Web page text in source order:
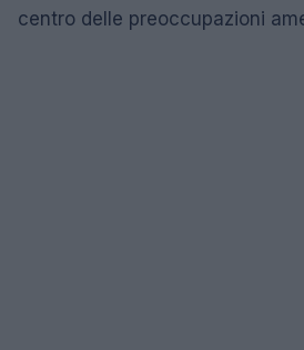
centro delle preoccupazioni